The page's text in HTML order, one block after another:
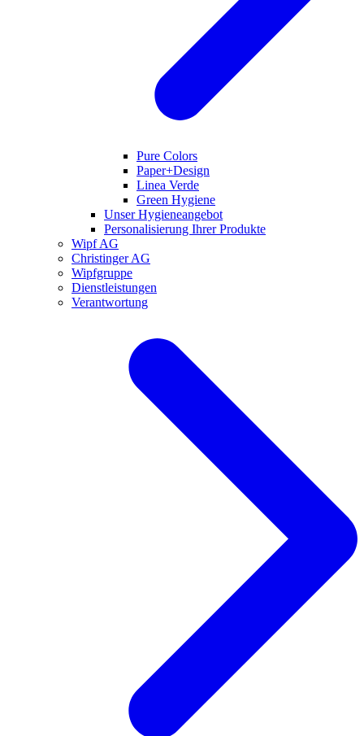
Pure Colors
Paper+Design
Linea Verde
Green Hygiene
Unser Hygieneangebot
Personalisierung Ihrer Produkte
Wipf AG
Christinger AG
Wipfgruppe
Dienstleistungen
Verantwortung